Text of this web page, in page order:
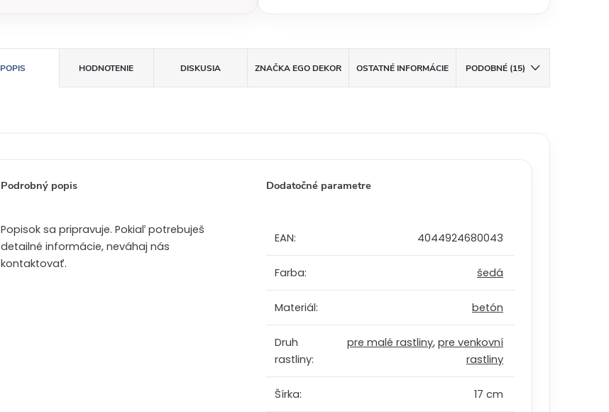
n
a
:
POPIS HODNOTENIE DISKUSIA ZNAČKAEGO DEKOR OSTATNÉ INFORMÁCIE PODOBNÉ (15)
Podrobný popis
Popisok sa pripravuje. Pokiaľ potrebuješ
detailné informácie, neváhaj nás
kontaktovať.
Dodatočné parametre
EAN: 4044924680043
Farba: šedá
Materiál: betón
Druh
rastliny:
pre malé rastliny, pre venkovní
rastliny
Šírka: 17 cm